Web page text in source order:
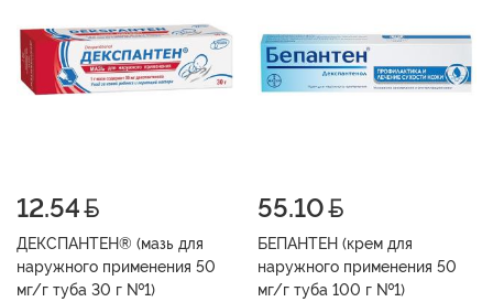
12.54
ДЕКСПАНТЕН® (мазь для
наружного применения 50
мг/г туба 30 г №1)
55.10
БЕПАНТЕН (крем для
наружного применения 50
мг/г туба 100 г №1)